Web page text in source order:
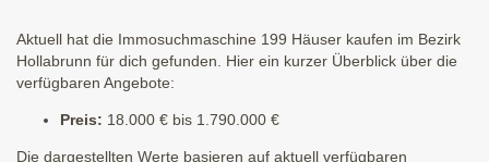
Aktuell hat die Immosuchmaschine 199 Häuser kaufen im Bezirk
Hollabrunn für dich gefunden. Hier ein kurzer Überblick über die
verfügbaren Angebote:
Preis: 18.000 € bis 1.790.000 €
Die dargestellten Werte basieren auf aktuell verfügbaren